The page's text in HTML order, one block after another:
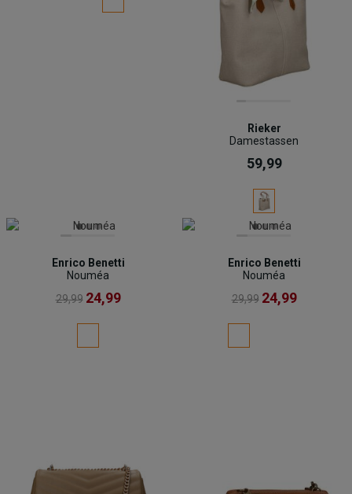
Rieker
Damestassen
59,99
Enrico Benetti
Nouméa
29,99 24,99
Enrico Benetti
Nouméa
29,99 24,99